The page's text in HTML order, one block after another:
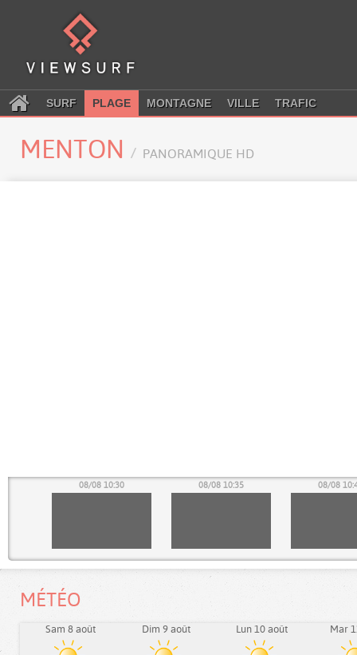
SURF PLAGE MONTAGNE VILLE TRAFIC
MENTON PANORAMIQUE HD
08/08 10:30 08/08 10:35 08/08
MÉTÉO
Sam 8 août Dim 9 août Lun 10 août Mar